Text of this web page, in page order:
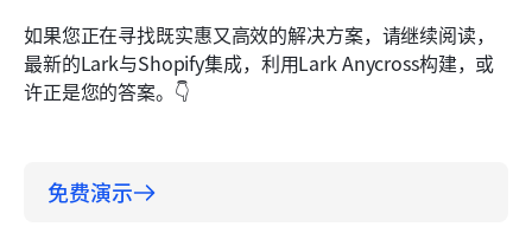
如果您正在寻找既实惠又高效的解决方案，请继续阅读，
最新的Lark与Shopify集成，利用Lark Anycross构建，或
许正是您的答案。👇
免费演示